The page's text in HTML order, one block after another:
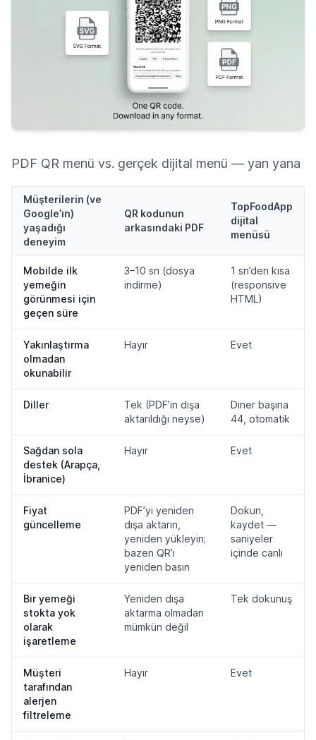
PDF QR menü vs. gerçek dijital menü — yan yana
Müşterilerin (ve
Google’ın)
yaşadığı
deneyim
QR kodunun
arkasındaki PDF
TopFoodApp
dijital
menüsü
Mobilde ilk
yemeğin
görünmesi için
geçen süre
3–10 sn (dosya
indirme)
1 sn’den kısa
(responsive
HTML)
Yakınlaştırma
olmadan
okunabilir
Hayır Evet
Diller
Tek (PDF’in dışa
aktarıldığı neyse)
Diner başına
44, otomatik
Sağdan sola
destek (Arapça,
İbranice)
Hayır Evet
Fiyat
güncelleme
PDF’yi yeniden
dışa aktarın,
yeniden yükleyin;
bazen QR’ı
yeniden basın
Dokun,
kaydet —
saniyeler
içinde canlı
Bir yemeği
stokta yok
olarak
işaretleme
Yeniden dışa
aktarma olmadan
mümkün değil
Tek dokunuş
Müşteri
tarafından
alerjen
filtreleme
Hayır Evet